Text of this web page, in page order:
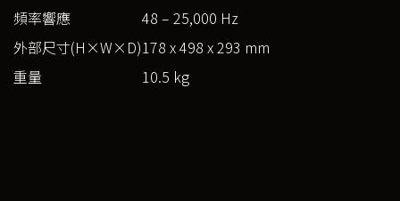
頻率響應
48 – 25,000 Hz
外部尺寸(H×W×D)178 x 498 x 293 mm
重量
10.5 kg